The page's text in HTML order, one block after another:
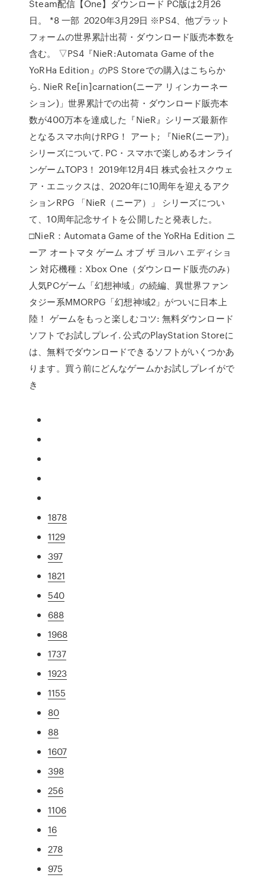
Steam配信【One】ダウンロード PC版は2月26
日。 *8 一部 2020年3月29日 ※PS4、他プラット
フォームの世界累計出荷・ダウンロード販売本数を
含む。 ▽PS4『NieR:Automata Game of the
YoRHa Edition』のPS Storeでの購入はこちらか
ら. NieR Re[in]carnation(ニーア リィンカーネー
ション)」世界累計での出荷・ダウンロード販売本
数が400万本を達成した『NieR』シリーズ最新作
となるスマホ向けRPG！ アート; 『NieR(ニーア)』
シリーズについて. PC・スマホで楽しめるオンライ
ンゲームTOP3！ 2019年12月4日 株式会社スクウェ
ア・エニックスは、2020年に10周年を迎えるアク
ションRPG 「NieR（ニーア）」 シリーズについ
て、10周年記念サイトを公開したと発表した。
□NieR：Automata Game of the YoRHa Edition ニ
ーア オートマタ ゲーム オブ ザ ヨルハ エディショ
ン 対応機種：Xbox One（ダウンロード販売のみ）
人気PCゲーム「幻想神域」の続編、異世界ファン
タジー系MMORPG「幻想神域2」がついに日本上
陸！ ゲームをもっと楽しむコツ: 無料ダウンロード
ソフトでお試しプレイ. 公式のPlayStation Storeに
は、無料でダウンロードできるソフトがいくつかあ
ります。買う前にどんなゲームかお試しプレイがで
き
1878
1129
397
1821
540
688
1968
1737
1923
1155
80
88
1607
398
256
1106
16
278
975